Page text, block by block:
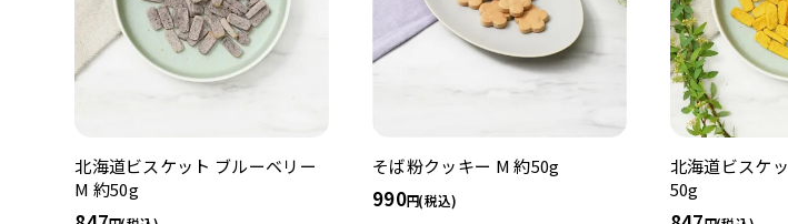
北海道ビスケット ブルーベリー
M 約50g
そば粉クッキー M 約50g
990 (税込)
北海道ビスケ
50g